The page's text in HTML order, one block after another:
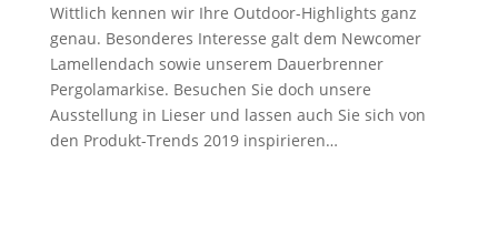
Wittlich kennen wir Ihre Outdoor-Highlights ganz
genau. Besonderes Interesse galt dem Newcomer
Lamellendach sowie unserem Dauerbrenner
Pergolamarkise. Besuchen Sie doch unsere
Ausstellung in Lieser und lassen auch Sie sich von
den Produkt-Trends 2019 inspirieren…